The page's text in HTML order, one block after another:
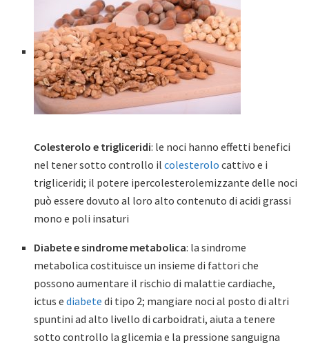
Colesterolo e trigliceridi: le noci hanno effetti benefici
nel tener sotto controllo ilcolesterolo cattivo e i
trigliceridi; il potere ipercolesterolemizzante delle noci
può essere dovuto al loro alto contenuto di acidi grassi
mono e poli insaturi
Diabete e sindrome metabolica: la sindrome
metabolica costituisce un insieme di fattori che
possono aumentare il rischio di malattie cardiache,
ictus ediabete di tipo 2; mangiare noci al posto di altri
spuntini ad alto livello di carboidrati, aiuta a tenere
sotto controllo la glicemia e la pressione sanguigna